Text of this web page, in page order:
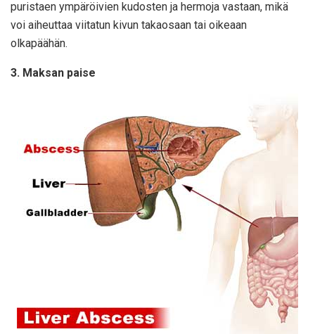
puristaen ympäröivien kudosten ja hermoja vastaan, mikä
voi aiheuttaa viitatun kivun takaosaan tai oikeaan
olkapäähän.
3. Maksan paise